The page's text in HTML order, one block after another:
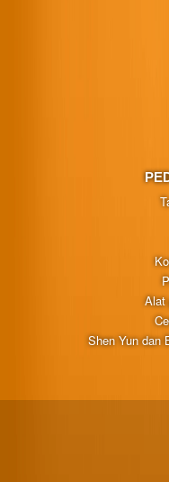
Alat
Shen Yun dan